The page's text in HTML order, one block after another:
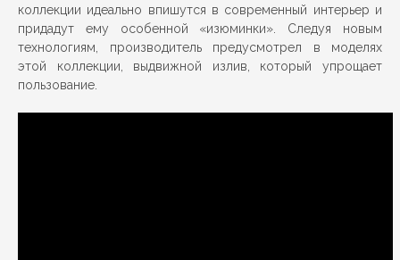
коллекции идеально впишутся в современный интерьер и
придадут ему особенной «изюминки». Следуя новым
технологиям, производитель предусмотрел в моделях
этой коллекции, выдвижной излив, который упрощает
пользование.